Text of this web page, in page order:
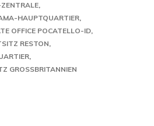
HAUPTQUARTIER
OFFICE POCATELLO-ID
RESTON
GROSSBRITANNIEN